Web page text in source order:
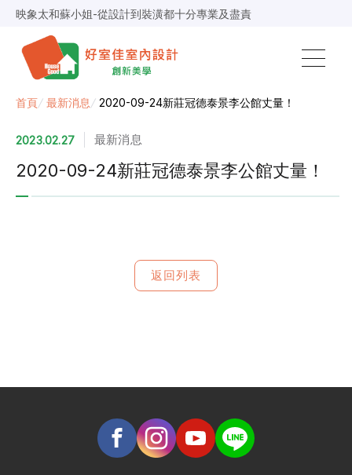
映象太和蘇小姐-從設計到裝潢都十分專業及盡責
超級F1歐小姐-設計跟材料的品質都很優質，建議實用
說明仔細流程順暢，注意施工上細節，施工團隊專業細心
毛胚屋裝修推薦，設計師與工務完美配合，效果非常滿意
春城越蔡先生-設計師溝通規劃完善，整體來說相當滿意
首頁/ 最新消息 / 2020-09-24新莊冠德泰景李公館丈量！
2023.02.27 最新消息
2020-09-24新莊冠德泰景李公館丈量！
返回列表